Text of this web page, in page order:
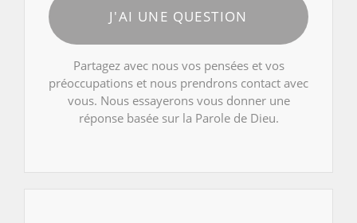
J'AI UNE QUESTION
Partagez avec nous vos pensées et vos
préoccupations et nous prendrons contact avec
vous. Nous essayerons vous donner une
réponse basée sur la Parole de Dieu.